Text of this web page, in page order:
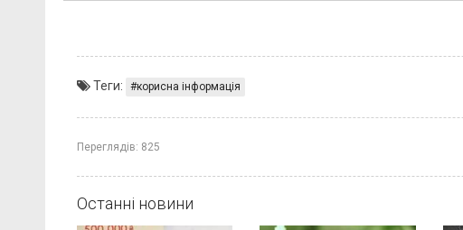
Теги: корисна інформація
Переглядів: 825
Останні новини